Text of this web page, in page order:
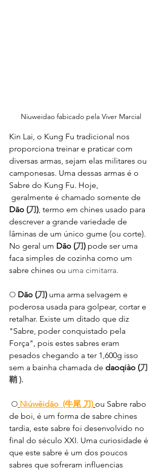
Niuweidao fabicado pela Viver Marcial
Kin Lai, o Kung Fu tradicional nos
proporciona treinar e praticar com
diversas armas, sejam elas militares ou
camponesas. Uma dessas armas é o
Sabre do Kung Fu. Hoje,
geralmente é chamado somente de
Dāo (刀) , termo em chines usado para
descrever a grande variedade de
lâminas de um único gume (ou corte).
No geral um Dāo (刀) pode ser uma
faca simples de cozinha como um
sabre chines ou uma cimitarra.
O Dāo (刀) uma arma selvagem e
poderosa usada para golpear, cortar e
retalhar. Existe um ditado que diz
"Sabre, poder conquistado pela
Força", pois estes sabres eram
pesados chegando a ter 1,600g isso
sem a bainha chamada de daoqiào (刀
鞘 ).
O Niúwěidāo  (牛尾 刀) ou Sabre rabo
de boi, é um forma de sabre chines
tardia, este sabre foi desenvolvido no
final do século XXI. Uma curiosidade é
que este sabre é um dos poucos
sabres que sofreram influencias